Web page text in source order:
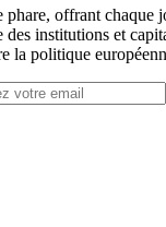
offrant chaque
des institutions et
la politique